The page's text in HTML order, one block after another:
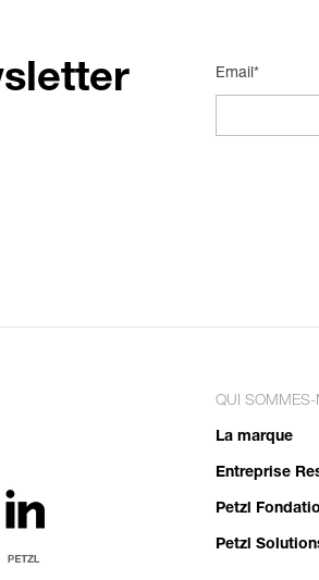
Email*
QUI SOMMES-
La marque
Entreprise
Petzl
Petzl